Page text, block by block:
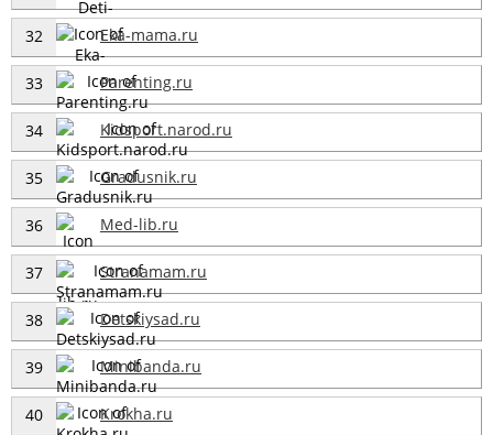
32 Eka-mama.ru
33 Parenting.ru
34 Kidsport.narod.ru
35 Gradusnik.ru
36 Med-lib.ru
37 Stranamam.ru
38 Detskiysad.ru
39 Minibanda.ru
40 Krokha.ru